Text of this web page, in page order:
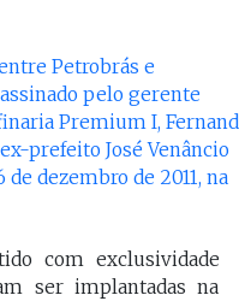
com exclusividade
ser implantadas na